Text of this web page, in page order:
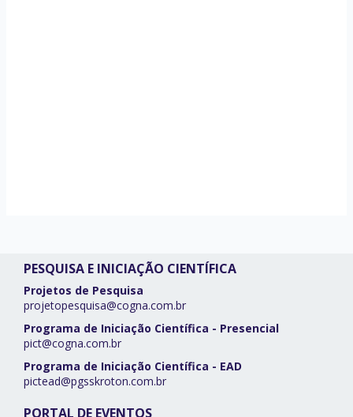
PESQUISA E INICIAÇÃO CIENTÍFICA
Projetos de Pesquisa
projetopesquisa@cogna.com.br
Programa de Iniciação Científica - Presencial
pict@cogna.com.br
Programa de Iniciação Científica - EAD
pictead@pgsskroton.com.br
PORTAL DE EVENTOS